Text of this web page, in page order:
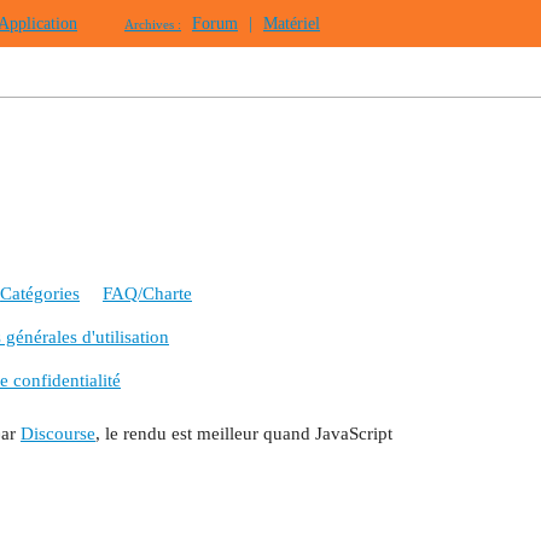
Archives : Forum Matériel
Catégories FAQ/Charte
d'utilisation
confidentialité
Discourse, le rendu est meilleur quand JavaScript